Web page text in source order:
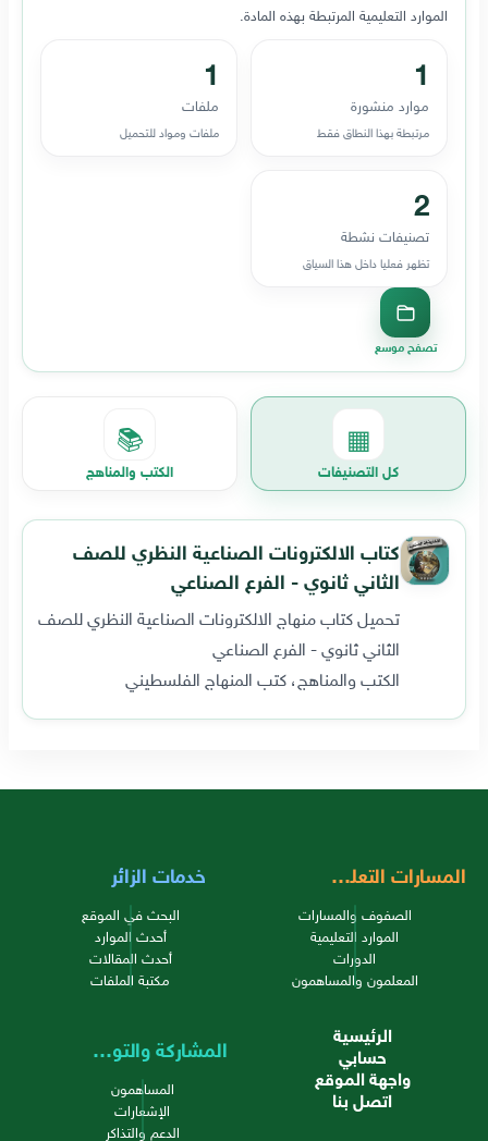
الموارد التعليمية المرتبطة بهذه المادة.
1
موارد منشورة
مرتبطة بهذا النطاق فقط
1
ملفات
ملفات ومواد للتحميل
2
تصنيفات نشطة
تظهر فعليا داخل هذا السياق
تصفح موسع
▦
كل التصنيفات
📚
الكتب والمناهج
كتاب الالكترونات الصناعية النظري للصف
الثاني ثانوي - الفرع الصناعي
تحميل كتاب منهاج الالكترونات الصناعية النظري للصف
الثاني ثانوي - الفرع الصناعي
الكتب والمناهج، كتب المنهاج الفلسطيني
المسارات التعليمية
الصفوف والمسارات
الموارد التعليمية
الدورات
المعلمون والمساهمون
خدمات الزائر
البحث في الموقع
أحدث الموارد
أحدث المقالات
مكتبة الملفات
الرئيسية
حسابي
واجهة الموقع
اتصل بنا
المشاركة والتواصل
المساهمون
الإشعارات
الدعم والتذاكر